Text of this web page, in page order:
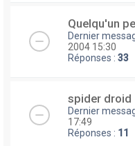
Quelqu'un
Dernier
2004 15:30
Réponses : 33
spider droid
Dernier
17:49
Réponses : 11